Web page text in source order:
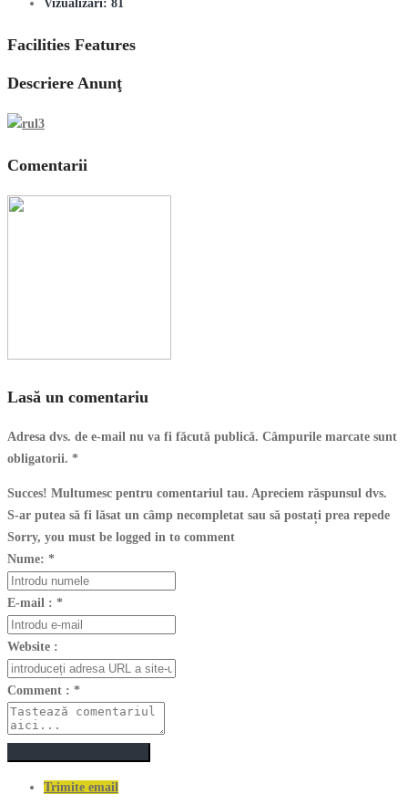
Vizualizări: 81
Facilities Features
Descriere Anunţ
Comentarii
Lasă un comentariu
Adresa dvs. de e-mail nu va fi făcută publică. Câmpurile marcate sunt
obligatorii. *
Succes! Multumesc pentru comentariul tau. Apreciem răspunsul dvs.
S-ar putea să fi lăsat un câmp necompletat sau să postați prea repede
Sorry, you must be logged in to comment
Nume: *
E-mail : *
Website :
Comment : *
Trimite email